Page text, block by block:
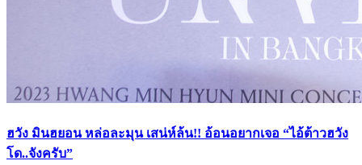
ฮวัง มินฮยอน หล่อละมุน เสน่ห์ล้น!! อ้อนอยากเจอ “ไอ้ต้าวฮวัง
โด..จังครับ”